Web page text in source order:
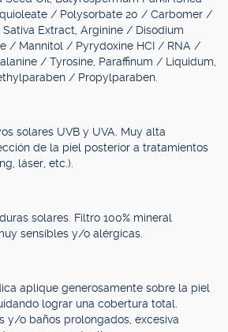
/ Polysorbate 20 / Carbomer /
Sativa Extract, Arginine / Disodium
/ Mannitol / Pyrydoxine HCI / RNA /
/ Tyrosine, Paraffinum / Liquidum,
/ Propylparaben.
solares UVB y UVA. Muy alta
de la piel posterior a tratamientos
láser, etc.).
solares. Filtro 100% mineral
sensibles y/o alérgicas.
aplique generosamente sobre la piel
lograr una cobertura total.
y/o baños prolongados, excesiva